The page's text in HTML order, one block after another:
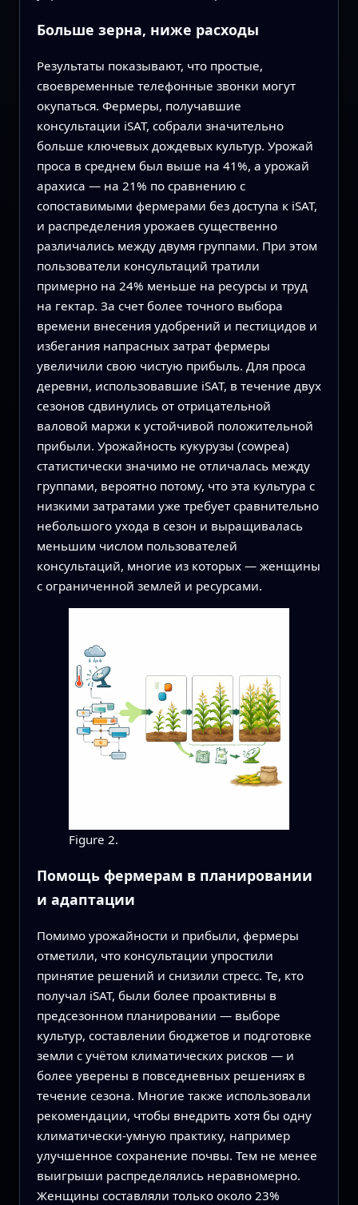
Больше зерна, ниже расходы
Результаты показывают, что простые,
своевременные телефонные звонки могут
окупаться. Фермеры, получавшие
консультации iSAT, собрали значительно
больше ключевых дождевых культур. Урожай
проса в среднем был выше на 41%, а урожай
арахиса — на 21% по сравнению с
сопоставимыми фермерами без доступа к iSAT,
и распределения урожаев существенно
различались между двумя группами. При этом
пользователи консультаций тратили
примерно на 24% меньше на ресурсы и труд
на гектар. За счет более точного выбора
времени внесения удобрений и пестицидов и
избегания напрасных затрат фермеры
увеличили свою чистую прибыль. Для проса
деревни, использовавшие iSAT, в течение двух
сезонов сдвинулись от отрицательной
валовой маржи к устойчивой положительной
прибыли. Урожайность кукурузы (cowpea)
статистически значимо не отличалась между
группами, вероятно потому, что эта культура с
низкими затратами уже требует сравнительно
небольшого ухода в сезон и выращивалась
меньшим числом пользователей
консультаций, многие из которых — женщины
с ограниченной землей и ресурсами.
Figure 2.
Помощь фермерам в планировании
и адаптации
Помимо урожайности и прибыли, фермеры
отметили, что консультации упростили
принятие решений и снизили стресс. Те, кто
получал iSAT, были более проактивны в
предсезонном планировании — выборе
культур, составлении бюджетов и подготовке
земли с учётом климатических рисков — и
более уверены в повседневных решениях в
течение сезона. Многие также использовали
рекомендации, чтобы внедрить хотя бы одну
климатически-умную практику, например
улучшенное сохранение почвы. Тем не менее
выигрыши распределялись неравномерно.
Женщины составляли только около 23%